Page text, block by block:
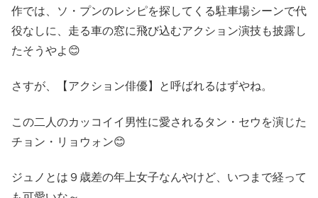
作では、ソ・プンのレシピを探してくる駐車場シーンで代
役なしに、走る車の窓に飛び込むアクション演技も披露し
たそうやよ😊
さすが、【アクション俳優】と呼ばれるはずやね。
この二人のカッコイイ男性に愛されるタン・セウを演じた
チョン・リョウォン😊
ジュノとは９歳差の年上女子なんやけど、いつまで経って